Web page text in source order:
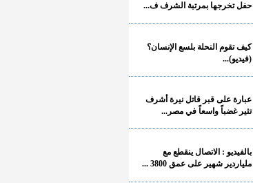
حفل تخرجها بمرتبة الشرف ف...
كيف تقوم النحلة بلسع الإنسان؟
(فيديو)...
عبارة على قبر قاتل نيرة أشرف
تثير غضباً واسعاً في مصر...
بالفيديو : الاتصال ينقطع مع
ملياردير شهير على عمق 3800 ...